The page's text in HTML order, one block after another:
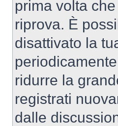
prima volta
riprova. È
disattivato la
ridurre la
registrati
dalle